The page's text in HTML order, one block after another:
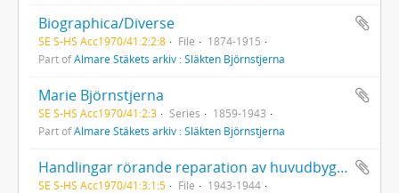
Biographica/Diverse
SE S-HS Acc1970/41:2:2:8 File
1874-1915
Part ofAlmare Stäkets arkiv : Släkten Björnstjerna
Marie Björnstjerna
SE S-HS Acc1970/41:2:3 Series
1859-1943
Part ofAlmare Stäkets arkiv : Släkten Björnstjerna
Handlingar rörande reparation av huvudbyggnaden
SE S-HS Acc1970/41:3:1:5 File
1943-1944